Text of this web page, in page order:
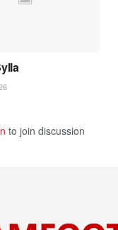
to join discussion